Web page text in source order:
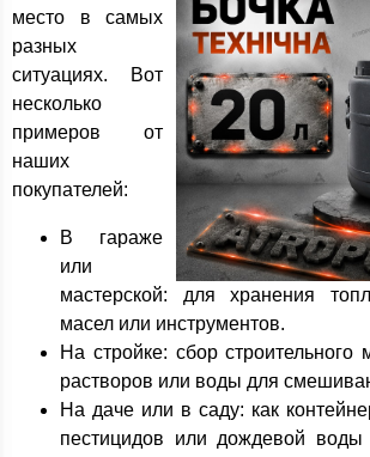
место в самых
разных
ситуациях. Вот
несколько
примеров от
наших
покупателей:
В гараже
или
мастерской: для хранения
масел или инструментов.
На стройке: сбор строительного
растворов или воды для
На даче или в саду: как
пестицидов или дождевой воды